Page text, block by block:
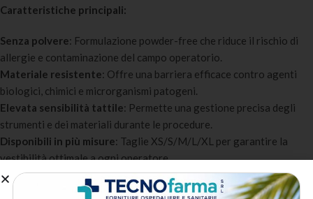
Caratteristiche principali:
Senza polvere: Formulazione powder-free che riduce il rischio di
allergie e contaminazione del campo operatorio.
Materiale resistente: Offre una barriera efficace contro agenti
biologici, chimici e microrganismi patogeni.
Elevata sensibilità tattile: Permette una gestione precisa degli
strumenti e dei materiali durante le procedure.
Disponibili in più misure: Taglie XS/S/M/L/XL per garantire la
vestibilità ottimale a ogni operatore.
Certificazione CE: Dispositivo di protezione individuale e
dispositivo medico certificato CE.